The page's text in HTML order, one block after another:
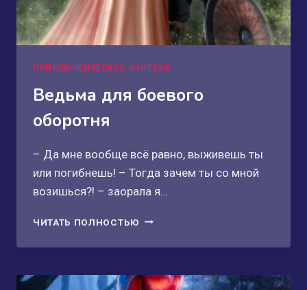
ПРИКЛЮЧЕНЧЕСКОЕ ФЭНТЕЗИ
Ведьма для боевого
оборотня
– Да мне вообще всё равно, выживешь ты
или погибнешь! – Тогда зачем ты со мной
возишься?! – заорала я…
ЧИТАТЬ ПОЛНОСТЬЮ ВЕДЬМА
БОЕВОГО